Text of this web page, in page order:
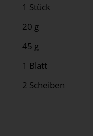
1 Stück
20 g
45 g
1 Blatt
2 Scheiben